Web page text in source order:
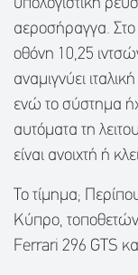
υπολογιστική
αεροσήραγγα.
οθόνη 10,25
αναμιγνύει
ενώ το σύστημα
αυτόματα τη
είναι ανοιχτή ή
Το τίμημα;
Κύπρο,
Ferrari 296 GTS